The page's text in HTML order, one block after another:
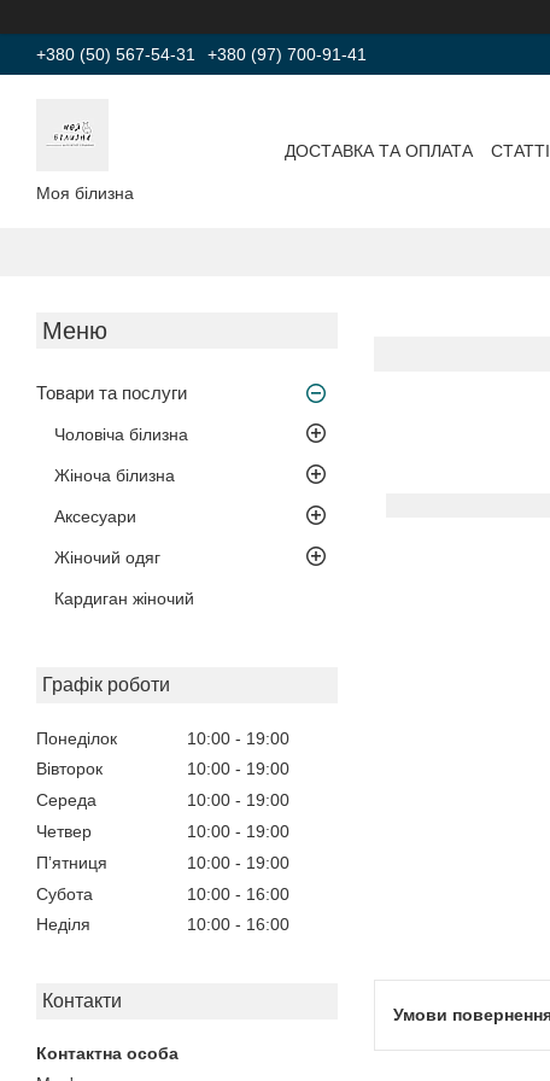
+380 (50) 567-54-31 +380 (97) 700-91-41
Моя білизна
ДОСТАВКА ТА ОПЛАТА СТАТТІ
Товари та послуги
Чоловіча білизна
Жіноча білизна
Аксесуари
Жіночий одяг
Кардиган жіночий
Графік роботи
Понеділок 10:00
19:00
Вівторок
10:00
19:00
Середа
10:00
19:00
Четвер
10:00
19:00
Пʼятниця
10:00
19:00
Субота
10:00
16:00
Неділя
10:00 16:00
Контакти